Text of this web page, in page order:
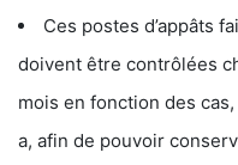
Ces postes d’appâts
doivent être contrôlées
mois en fonction des
a, afin de pouvoir